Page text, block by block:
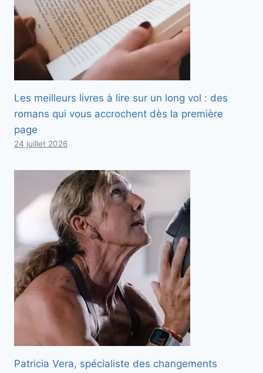
Les meilleurs livres à lire sur un long vol : des
romans qui vous accrochent dès la première
page
24 juillet 2026
Patricia Vera, spécialiste des changements